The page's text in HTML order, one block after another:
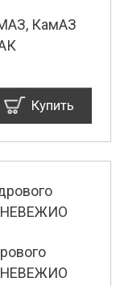
КамАЗ
Купить